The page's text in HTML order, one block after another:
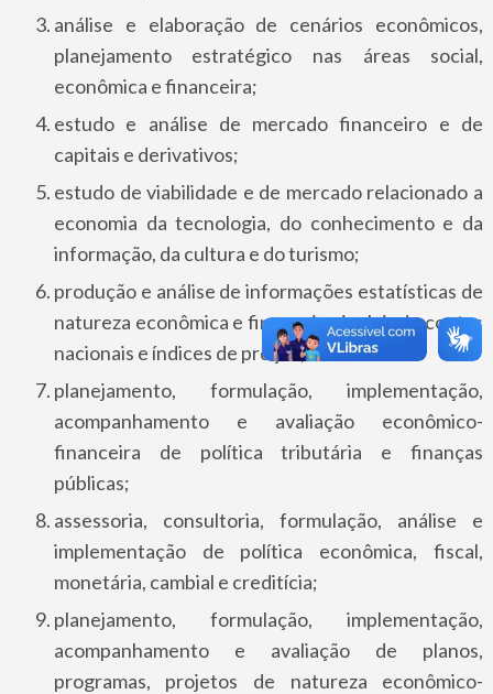
análise e elaboração de cenários econômicos,
planejamento estratégico nas áreas social,
econômica e financeira;
estudo e análise de mercado financeiro e de
capitais e derivativos;
estudo de viabilidade e de mercado relacionado a
economia da tecnologia, do conhecimento e da
informação, da cultura e do turismo;
produção e análise de informações estatísticas de
natureza econômica e financeira, incluindo contas
nacionais e índices de preços;
planejamento, formulação, implementação,
acompanhamento e avaliação econômico-
financeira de política tributária e finanças
públicas;
assessoria, consultoria, formulação, análise e
implementação de política econômica, fiscal,
monetária, cambial e creditícia;
planejamento, formulação, implementação,
acompanhamento e avaliação de planos,
programas, projetos de natureza econômico­-